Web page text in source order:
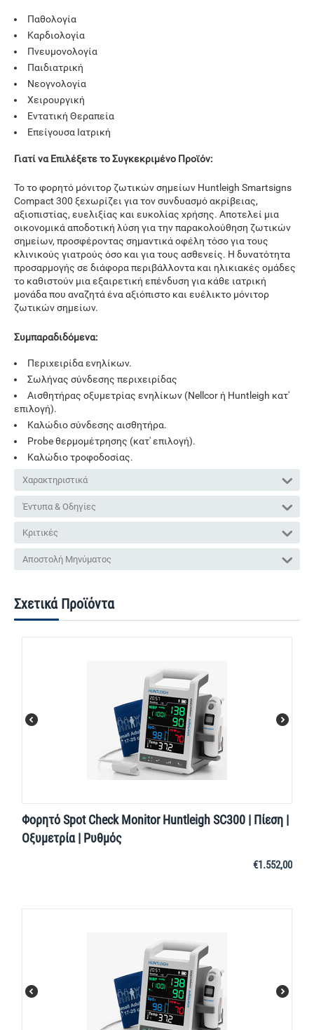
Παθολογία
Καρδιολογία
Πνευμονολογία
Παιδιατρική
Νεογνολογία
Χειρουργική
Εντατική Θεραπεία
Επείγουσα Ιατρική
Γιατί να Επιλέξετε το Συγκεκριμένο Προϊόν:
Το το φορητό μόνιτορ ζωτικών σημείων Huntleigh Smartsigns
Compact 300 ξεχωρίζει για τον συνδυασμό ακρίβειας,
αξιοπιστίας, ευελιξίας και ευκολίας χρήσης. Αποτελεί μια
οικονομικά αποδοτική λύση για την παρακολούθηση ζωτικών
σημείων, προσφέροντας σημαντικά οφέλη τόσο για τους
κλινικούς γιατρούς όσο και για τους ασθενείς. Η δυνατότητα
προσαρμογής σε διάφορα περιβάλλοντα και ηλικιακές ομάδες
το καθιστούν μια εξαιρετική επένδυση για κάθε ιατρική
μονάδα που αναζητά ένα αξιόπιστο και ευέλικτο μόνιτορ
ζωτικών σημείων.
Συμπαραδιδόμενα:
Περιχειρίδα ενηλίκων.
Σωλήνας σύνδεσης περιχειρίδας
Αισθητήρας οξυμετρίας ενηλίκων (Nellcor ή Huntleigh κατ'
επιλογή).
Καλώδιο σύνδεσης αισθητήρα.
Probe θερμομέτρησης (κατ' επιλογή).
Καλώδιο τροφοδοσίας.
Χαρακτηριστικά
Έντυπα & Οδηγίες
Κριτικές
Αποστολή Μηνύματος
Σχετικά Προϊόντα
Φορητό Spot Check Monitor Huntleigh SC300 | Πίεση |
Οξυμετρία | Ρυθμός
€1.552,00